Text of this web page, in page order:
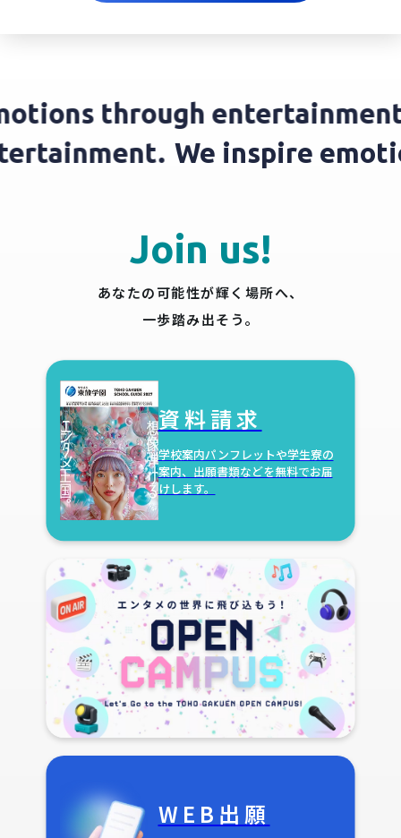
through entertainment.
We inspire
Join us!
あなたの可能性が輝く場所へ、
一歩踏み出そう。
資料請求
学校案内パンフレットや学生寮の
案内、出願書類などを無料でお届
けします。
WEB出願